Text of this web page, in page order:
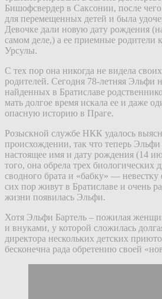
Бишофсвердер в Саксонии, после
для перемещенных детей и была
Девочке дали новую дату рождения
самом деле,) а ее приемные родители
Урсулы.
С тех пор она никогда не видела
родителей. Сегодня 78-летняя Эльфи
найденных в Братиславе
мать долгое время искала ее и даже
опасную историю в Праге.
Розыскной службе НКК удалось
происхождении, так что теперь Эльфи
настоящее имя и дату рождения (14
того, она обрела трех биологических
сводного брата и «бабку» ––
сих пор живут в Братиславе и очень
жизни появилась Эльфи.
Хотя Эльфи Бартель – пожилая
и внуками, у которой сложилась
директора нескольких детских
бесконечна рада обретению своей